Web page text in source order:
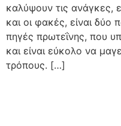
καλύψουν τις ανάγκες,
και οι φακές, είναι δύο
πηγές πρωτεΐνης, που
και είναι εύκολο να
τρόπους. […]